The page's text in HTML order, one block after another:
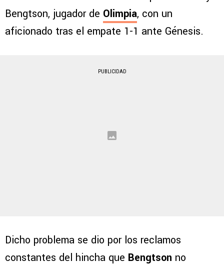
Bengtson, jugador de Olimpia, con un
aficionado tras el empate 1-1 ante Génesis.
PUBLICIDAD
Dicho problema se dio por los reclamos
constantes del hincha que Bengtson no